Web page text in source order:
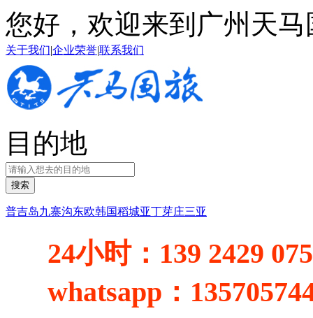
您好，欢迎来到广州天
关于我们|企业荣誉|联系我们
目的地
搜索
普吉岛九寨沟东欧韩国稻城亚丁芽庄三亚
24小时： 139 2429
whatsapp：